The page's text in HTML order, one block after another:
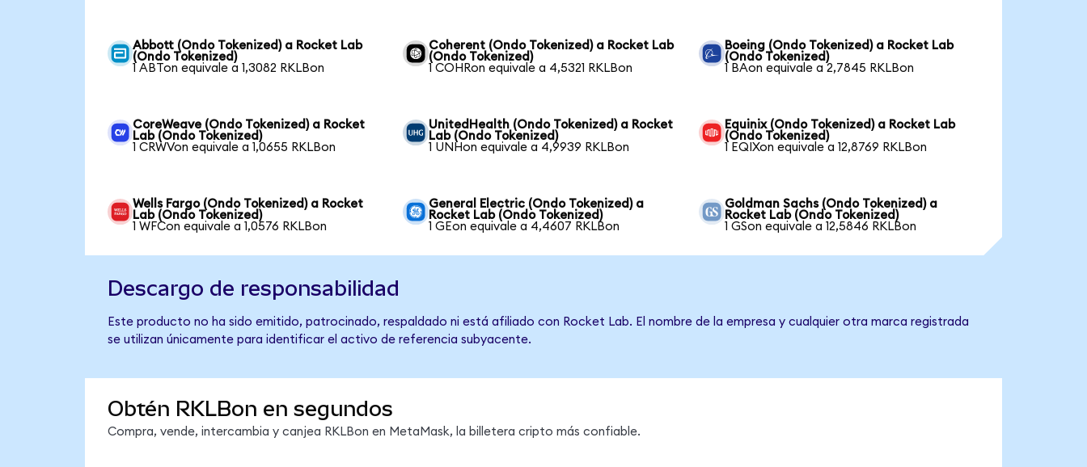
Abbott (Ondo Tokenized) a Rocket Lab
(Ondo Tokenized)
1 ABTon equivale a 1,3082 RKLBon
Coherent (Ondo Tokenized) a Rocket Lab
(Ondo Tokenized)
1 COHRon equivale a 4,5321 RKLBon
Boeing (Ondo Tokenized) a Rocket Lab
(Ondo Tokenized)
1 BAon equivale a 2,7845 RKLBon
CoreWeave (Ondo Tokenized) a Rocket
Lab (Ondo Tokenized)
1 CRWVon equivale a 1,0655 RKLBon
UnitedHealth (Ondo Tokenized) a Rocket
Lab (Ondo Tokenized)
1 UNHon equivale a 4,9939 RKLBon
Equinix (Ondo Tokenized) a Rocket Lab
(Ondo Tokenized)
1 EQIXon equivale a 12,8769 RKLBon
Wells Fargo (Ondo Tokenized) a Rocket
Lab (Ondo Tokenized)
1 WFCon equivale a 1,0576 RKLBon
General Electric (Ondo Tokenized) a
Rocket Lab (Ondo Tokenized)
1 GEon equivale a 4,4607 RKLBon
Goldman Sachs (Ondo Tokenized) a
Rocket Lab (Ondo Tokenized)
1 GSon equivale a 12,5846 RKLBon
Descargo de responsabilidad
Este producto no ha sido emitido, patrocinado, respaldado ni está afiliado con Rocket Lab. El nombre de la empresa y cualquier otra marca registrada
se utilizan únicamente para identificar el activo de referencia subyacente.
Obtén RKLBon en segundos
Compra, vende, intercambia y canjea RKLBon en MetaMask, la billetera cripto más confiable.